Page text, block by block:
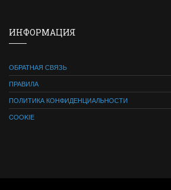
ИНФОРМАЦИЯ
ОБРАТНАЯ СВЯЗЬ
ПРАВИЛА
ПОЛИТИКА КОНФИДЕНЦИАЛЬНОСТИ
COOKIE